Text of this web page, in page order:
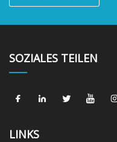
SOZIALES TEILEN
LINKS